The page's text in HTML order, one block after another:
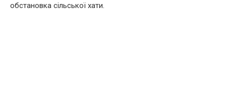
обстановка сільської хати.